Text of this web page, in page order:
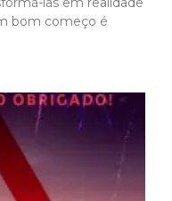
bom começo é